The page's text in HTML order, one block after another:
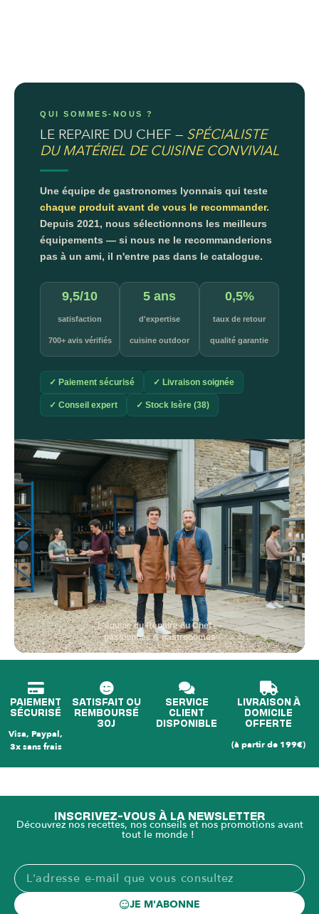
QUI SOMMES-NOUS ?
LE REPAIRE DU CHEF — SPÉCIALISTE
DU MATÉRIEL DE CUISINE CONVIVIAL
Une équipe de gastronomes lyonnais qui teste
chaque produit avant de vous le recommander.
Depuis 2021, nous sélectionnons les meilleurs
équipements — si nous ne le recommanderions
pas à un ami, il n'entre pas dans le catalogue.
9,5/10
satisfaction
700+ avis vérifiés
5 ans
d'expertise
cuisine outdoor
0,5%
taux de retour
qualité garantie
✓ Paiement sécurisé ✓ Livraison soignée
✓ Conseil expert ✓ Stock Isère (38)
L'équipe du Repaire du Chef —
passionnés & gastronomes
PAIEMENT
SÉCURISÉ
Visa, Paypal,
3x sans frais
SATISFAIT OU
REMBOURSÉ
30J
SERVICE
CLIENT
DISPONIBLE
LIVRAISON À
DOMICILE
OFFERTE
(à partir de 199€)
INSCRIVEZ-VOUS À LA NEWSLETTER
Découvrez nos recettes, nos conseils et nos promotions avant
tout le monde !
JE M'ABONNE